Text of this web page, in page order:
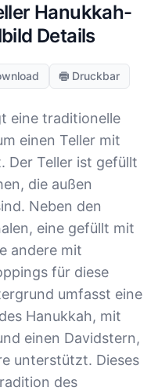
Hanukkah-
Details
Druckbar
eine traditionelle
einen Teller mit
Der Teller ist gefüllt
die außen
Neben den
eine gefüllt mit
andere mit
für diese
umfasst eine
Hanukkah, mit
einen Davidstern,
unterstützt. Dieses
des